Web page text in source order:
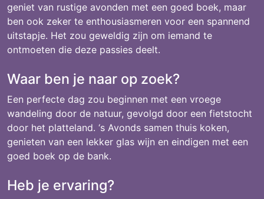
geniet van rustige avonden met een goed boek, maar
ben ook zeker te enthousiasmeren voor een spannend
uitstapje. Het zou geweldig zijn om iemand te
ontmoeten die deze passies deelt.
Waar ben je naar op zoek?
Een perfecte dag zou beginnen met een vroege
wandeling door de natuur, gevolgd door een fietstocht
door het platteland. ‘s Avonds samen thuis koken,
genieten van een lekker glas wijn en eindigen met een
goed boek op de bank.
Heb je ervaring?